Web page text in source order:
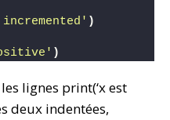
)
)
lignes print(‘x est
deux indentées,